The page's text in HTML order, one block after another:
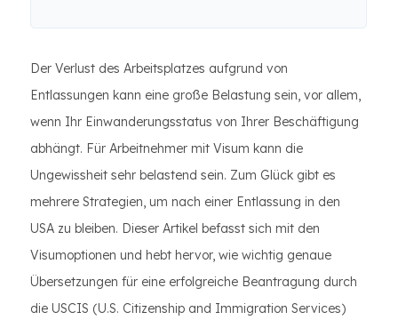
Der Verlust des Arbeitsplatzes aufgrund von
Entlassungen kann eine große Belastung sein, vor allem,
wenn Ihr Einwanderungsstatus von Ihrer Beschäftigung
abhängt. Für Arbeitnehmer mit Visum kann die
Ungewissheit sehr belastend sein. Zum Glück gibt es
mehrere Strategien, um nach einer Entlassung in den
USA zu bleiben. Dieser Artikel befasst sich mit den
Visumoptionen und hebt hervor, wie wichtig genaue
Übersetzungen für eine erfolgreiche Beantragung durch
die USCIS (U.S. Citizenship and Immigration Services)